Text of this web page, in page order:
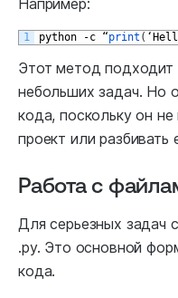
1 python -c “print ( ‘
Этот метод подходит
небольших задач. Но
кода, поскольку он не
проект или разбивать
Работа с
Для серьезных задач
.py. Это основной
кода.